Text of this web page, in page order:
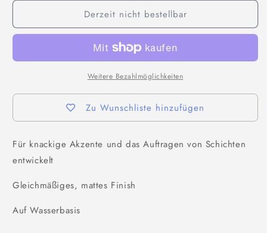
Derzeit nicht bestellbar
Weitere Bezahlmöglichkeiten
Zu Wunschliste hinzufügen
Für knackige Akzente und das Auftragen von Schichten
entwickelt
Gleichmäßiges, mattes Finish
Auf Wasserbasis